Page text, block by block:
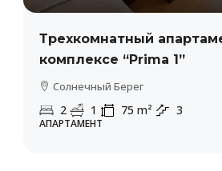
Трехкомнатный
комплексе “Prima 1”
Солнечный Берег
2 1 75 m² 3
АПАРТАМЕНТ